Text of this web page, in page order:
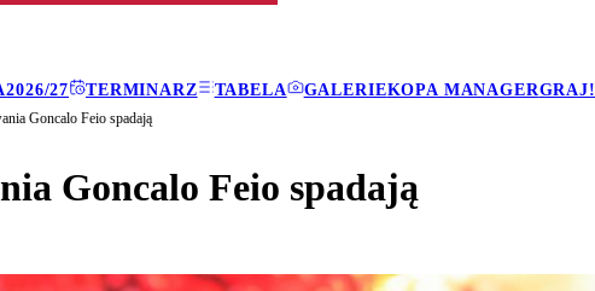
2026/27 TERMINARZ TABELA GALERIEKOPA MANAGERGRAJ!
Goncalo Feio spadają
Goncalo Feio spadają